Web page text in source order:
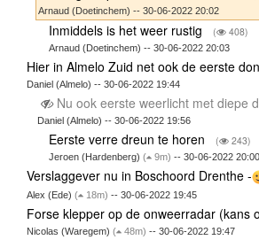
Arnaud (Doetinchem) -- 30-06-2022 20:02
Inmiddels is het weer rustig ( 408)
Arnaud (Doetinchem) -- 30-06-2022 20:03
Hier in Almelo Zuid net ook de eerste
Daniel (Almelo) -- 30-06-2022 19:44
Nu ook eerste weerlicht met diepe
Daniel (Almelo) -- 30-06-2022 19:56
Eerste verre dreun te horen ( 243)
Jeroen (Hardenberg) ( 9m) -- 30-06-2022 20:00
Verslaggever nu in Boschoord Drenthe -
Alex (Ede) ( 18m) -- 30-06-2022 19:45
Forse klepper op de onweerradar (kans
Nicolas (Waregem) ( 48m) -- 30-06-2022 19:47